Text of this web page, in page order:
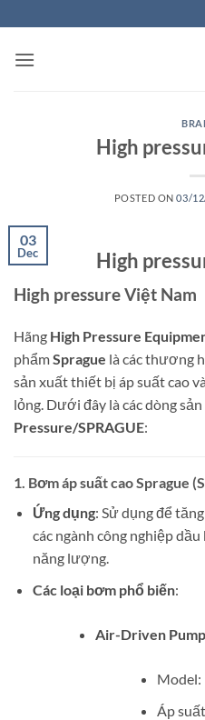
to
content
High
POSTED ON03/
03
Dec High
High pressure Việt Nam
Hãng High Pressure
phẩmSprague là các thương
sản xuất thiết bị áp suất cao
lỏng. Dưới đây là các dòng
Pressure/SPRAGUE:
1. Bơm áp suất cao Sprague
Ứng dụng: Sử dụng để
các ngành công nghiệp
năng lượng.
Các loại bơm phổ biến:
Air-Driven
Model:
Áp